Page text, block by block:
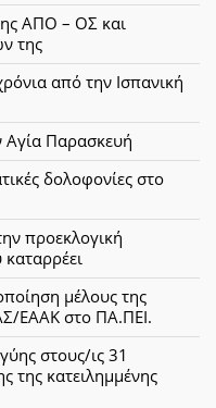
ΑΠΟ – ΟΣ και
της
από την Ισπανική
Αγία Παρασκευή
δολοφονίες στο
προεκλογική
μέλους της
ΕΑΑΚ στο ΠΑ.ΠΕΙ.
στους/ις 31
της κατειλημμένης